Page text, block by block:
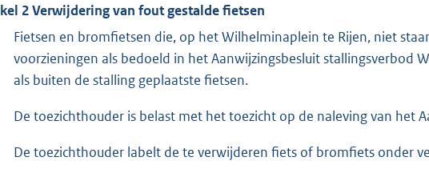
2 Verwijdering van fout gestalde fietsen
Fietsen en bromfietsen die, op het Wilhelminaplein te Rijen, niet
voorzieningen als bedoeld in het Aanwijzingsbesluit stallingsverbod
als buiten de stalling geplaatste fietsen.
De toezichthouder is belast met het toezicht op de naleving van het
De toezichthouder labelt de te verwijderen fiets of bromfiets onder